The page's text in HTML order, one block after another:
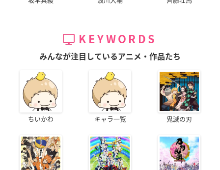
KEYWORDS
みんなが注目しているアニメ・作品たち
ちいかわ キャラ一覧 鬼滅の刃